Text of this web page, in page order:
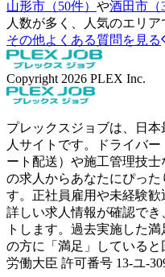
山形市（50件） や酒田市（
人数が多く、人気のエリア
その他よくある質問を見る
Copyright 2026 PLEX Inc.
プレックスジョブは、日
人サイトです。ドライバ
ート配送）や施工管理技
の求人からあなたにぴっ
す。正社員雇用や未経験
詳しい求人情報が確認で
トします。過去実施した
の方に「満足」している
労働大臣 許可番号 13-ユ-